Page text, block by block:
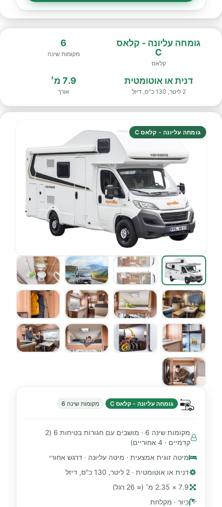
גומחה עליונה - קלאס
C
קלאס
6
מקומות שינה
דנית או אוטומטית
2 ליטר, 130 כ"ס, דיזל
7.9 מ׳
אורך
גומחה עליונה - קלאס C
גומחה עליונה - קלאס C מקומות שינה 6
מקומות שינה 6 · מושבים עם חגורות בטיחות 6 (2
קדמיים · 4 אחוריים)
מיטה זוגית אמצעית · מיטה עליונה · דרגש אחורי
דנית או אוטומטית · 2 ליטר, 130 כ"ס, דיזל
7.9 × 2.35 מ׳ (≈ 26 רגל)
כיור · מקלחת